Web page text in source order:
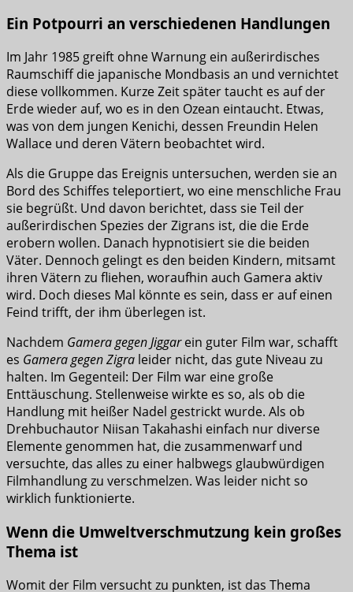
Ein Potpourri an verschiedenen Handlungen
Im Jahr 1985 greift ohne Warnung ein außerirdisches
Raumschiff die japanische Mondbasis an und vernichtet
diese vollkommen. Kurze Zeit später taucht es auf der
Erde wieder auf, wo es in den Ozean eintaucht. Etwas,
was von dem jungen Kenichi, dessen Freundin Helen
Wallace und deren Vätern beobachtet wird.
Als die Gruppe das Ereignis untersuchen, werden sie an
Bord des Schiffes teleportiert, wo eine menschliche Frau
sie begrüßt. Und davon berichtet, dass sie Teil der
außerirdischen Spezies der Zigrans ist, die die Erde
erobern wollen. Danach hypnotisiert sie die beiden
Väter. Dennoch gelingt es den beiden Kindern, mitsamt
ihren Vätern zu fliehen, woraufhin auch Gamera aktiv
wird. Doch dieses Mal könnte es sein, dass er auf einen
Feind trifft, der ihm überlegen ist.
Nachdem Gamera gegen Jiggarein guter Film war, schafft
es Gamera gegen Zigra leider nicht, das gute Niveau zu
halten. Im Gegenteil: Der Film war eine große
Enttäuschung. Stellenweise wirkte es so, als ob die
Handlung mit heißer Nadel gestrickt wurde. Als ob
Drehbuchautor Niisan Takahashi einfach nur diverse
Elemente genommen hat, die zusammenwarf und
versuchte, das alles zu einer halbwegs glaubwürdigen
Filmhandlung zu verschmelzen. Was leider nicht so
wirklich funktionierte.
Wenn die Umweltverschmutzung kein großes
Thema ist
Womit der Film versucht zu punkten, ist das Thema